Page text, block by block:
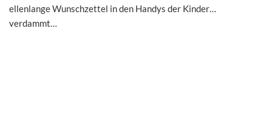
ellenlange Wunschzettel in den Handys der Kinder…
verdammt…